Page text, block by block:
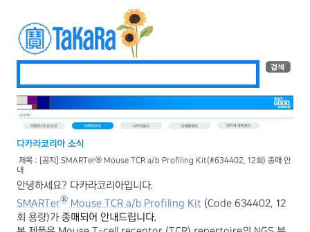
제목 : [공지] SMARTer® Mouse TCR a/b Profiling Kit(#634402, 12회) 종매 안
내
안녕하세요? 다카라코리아입니다.
SMARTer® Mouse TCR a/b Profiling Kit (Code 634402, 12
회 용량)가 종매되어 안내드립니다.